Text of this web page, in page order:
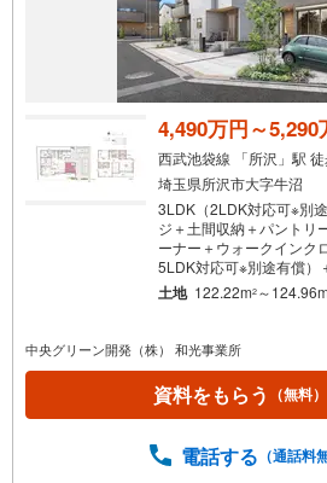
4,490万円～5,290
西武池袋線 「所沢」駅
埼玉県所沢市大字牛沼
3LDK（2LDK対応可※別
ジ＋土間収納＋パントリ
ーナー＋ウォークインク
5LDK対応可※別途有償）
土地 122.22m2 ～124.96m
中央グリーン開発（株） 和光事業所
資料をもらう （無料）
電話する （通話料